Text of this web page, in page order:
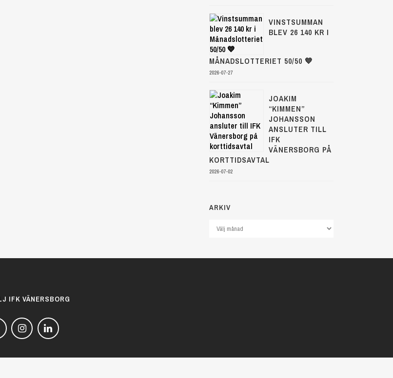
VINSTSUMMAN
BLEV 26 140 KR I
MÅNADSLOTTERIET 50/50 💙
2026-07-27
JOAKIM
“KIMMEN”
JOHANSSON
ANSLUTER TILL
IFK
VÄNERSBORG PÅ
KORTTIDSAVTAL
2026-07-02
ARKIV
Arkiv
IFK VÄNERSBORG